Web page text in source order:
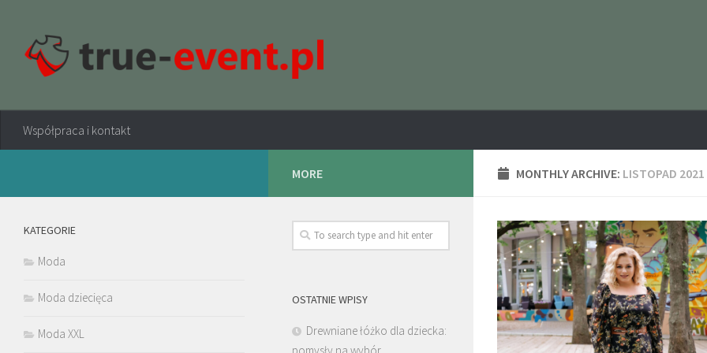
Współpraca i kontakt
MONTHLY ARCHIVE: LISTOPAD 2021
KATEGORIE
Moda
Moda dziecięca
Moda XXL
MORE
OSTATNIE WPISY
Drewniane łóżko dla dziecka: